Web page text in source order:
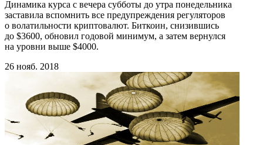
Динамика курса с вечера субботы до утра понедельника
заставила вспомнить все предупреждения регуляторов
о волатильности криптовалют. Биткоин, снизившись
до $3600, обновил годовой минимум, а затем вернулся
на уровни выше $4000.
26 нояб. 2018